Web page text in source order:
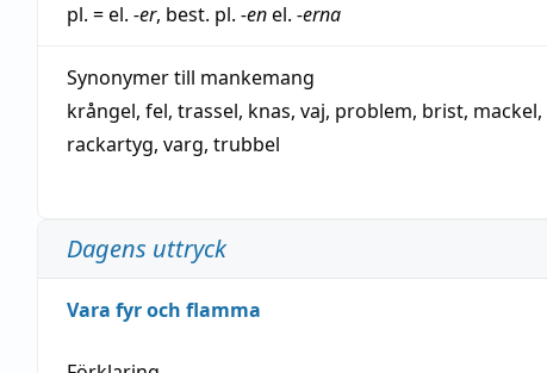
pl. = el. -er, best. pl. -enel. -erna
Synonymer till mankemang
krångel, fel, trassel, knas, vaj, problem, brist, mackel,
rackartyg, varg, trubbel
Dagens uttryck
Vara fyr och flamma